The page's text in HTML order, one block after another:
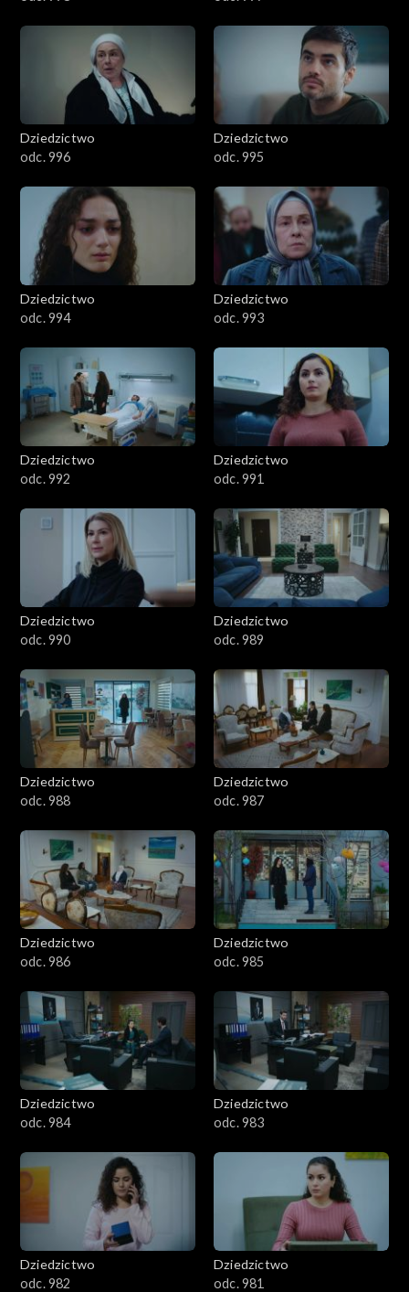
Dziedzictwo
odc. 996
Dziedzictwo
odc. 995
Dziedzictwo
odc. 994
Dziedzictwo
odc. 993
Dziedzictwo
odc. 992
Dziedzictwo
odc. 991
Dziedzictwo
odc. 990
Dziedzictwo
odc. 989
Dziedzictwo
odc. 988
Dziedzictwo
odc. 987
Dziedzictwo
odc. 986
Dziedzictwo
odc. 985
Dziedzictwo
odc. 984
Dziedzictwo
odc. 983
Dziedzictwo
odc. 982
Dziedzictwo
odc. 981